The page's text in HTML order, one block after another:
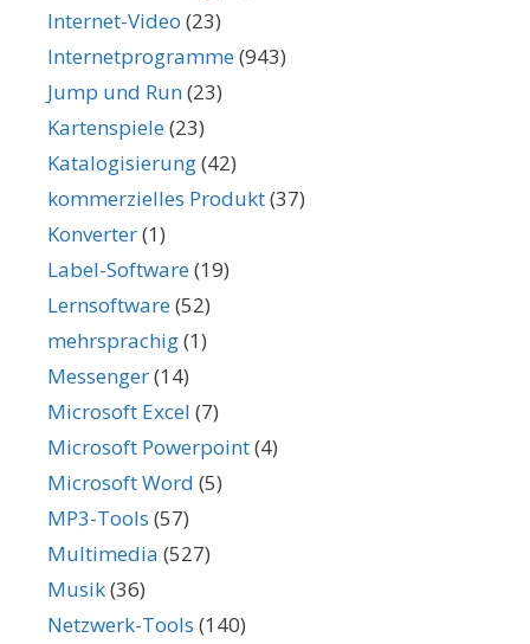
Internet-Video (23)
Internetprogramme(943)
Jump und Run(23)
Kartenspiele(23)
Katalogisierung(42)
kommerzielles Produkt(37)
Konverter(1)
Label-Software(19)
Lernsoftware(52)
mehrsprachig(1)
Messenger(14)
Microsoft Excel (7)
Microsoft Powerpoint(4)
Microsoft Word (5)
MP3-Tools (57)
Multimedia (527)
Musik(36)
Netzwerk-Tools (140)